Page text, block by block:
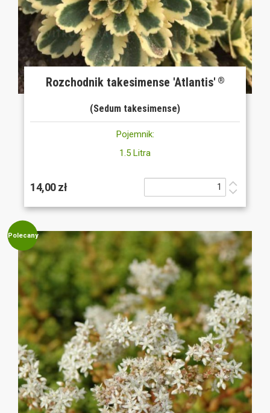
Rozchodnik takesimense 'Atlantis' ®
(Sedum takesimense)
Pojemnik:
1.5 Litra
14,00 zł
Polecany